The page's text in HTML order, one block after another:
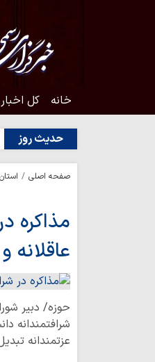
خانه کل اخبار
حدیث روزبه محبت اهل‌بیت(ع) حدیث
صفحه اصلی
مذاکره
عاقلانه
حوزه/ دبیر
شرافتمندانه
عزتمندانه